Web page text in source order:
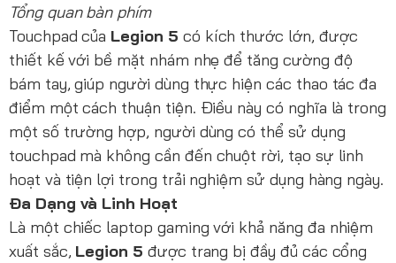
Tổng quan bàn phím
Touchpad của Legion 5 có kích thước lớn, được
thiết kế với bề mặt nhám nhẹ để tăng cường độ
bám tay, giúp người dùng thực hiện các thao tác đa
điểm một cách thuận tiện. Điều này có nghĩa là trong
một số trường hợp, người dùng có thể sử dụng
touchpad mà không cần đến chuột rời, tạo sự linh
hoạt và tiện lợi trong trải nghiệm sử dụng hàng ngày.
Đa Dạng và Linh Hoạt
Là một chiếc laptop gaming với khả năng đa nhiệm
xuất sắc, Legion 5 được trang bị đầy đủ các cổng